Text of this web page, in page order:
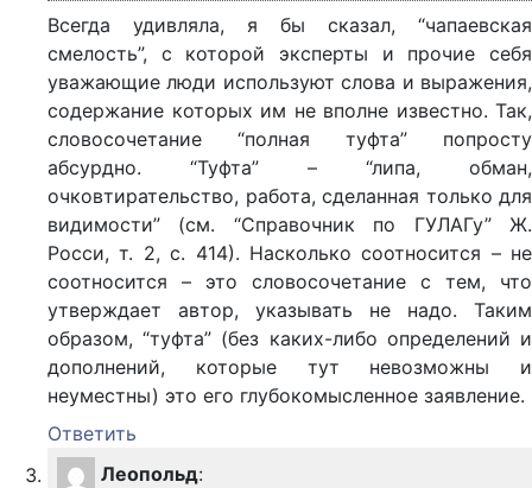
Всегда удивляла, я бы сказал, “чапаевская
смелость”, с которой эксперты и прочие себя
уважающие люди используют слова и выражения,
содержание которых им не вполне известно. Так,
словосочетание “полная туфта” попросту
абсурдно. “Туфта” – “липа, обман,
очковтирательство, работа, сделанная только для
видимости” (см. “Справочник по ГУЛАГу” Ж.
Росси, т. 2, с. 414). Насколько соотносится – не
соотносится – это словосочетание с тем, что
утверждает автор, указывать не надо. Таким
образом, “туфта” (без каких-либо определений и
дополнений, которые тут невозможны и
неуместны) это его глубокомысленное заявление.
Ответить
Леопольд: